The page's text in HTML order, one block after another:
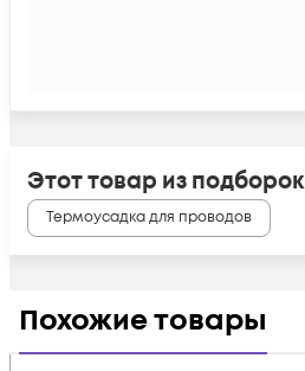
Этот товар из подборок
Термоусадка для проводов
Похожие товары